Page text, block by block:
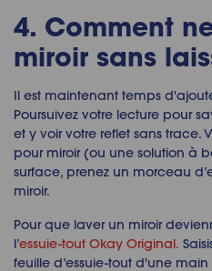
4. Comment
miroir sans
Il est maintenant temps
Poursuivez votre lecture pour
et y voir votre reflet sans trace.
pour miroir (ou une solution à
surface, prenez un morceau
miroir.
Pour que laver un miroir
l’essuie-tout Okay Original.
feuille d’essuie-tout d'une